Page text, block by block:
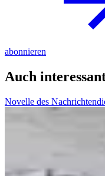
abonnieren
Auch
Novelle des